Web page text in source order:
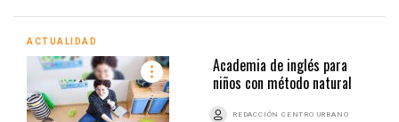
ACTUALIDAD
Academia de inglés para
niños con método natural
REDACCIÓN CENTRO URBANO